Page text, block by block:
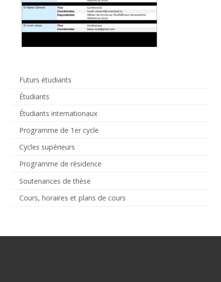
Futurs étudiants
Étudiants
Étudiants internationaux
Programme de 1er cycle
Cycles supérieurs
Programme de résidence
Soutenances de thèse
Cours, horaires et plans de cours